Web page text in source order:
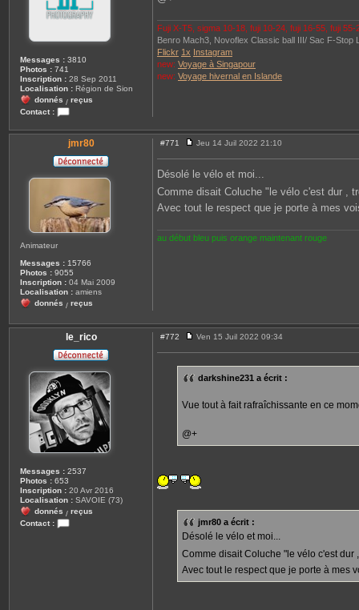
Messages : 3810
Photos : 741
Inscription : 28 Sep 2011
Localisation : Région de Sion
donnés / reçus
Contact :
o
n
a
c
t
r
d
a
r
i
n
e
2
3
Fuji X-T5, sigma 10-18, fuji 10-24, fuji 16-55, fuji 55-
Benro Mach3, Novoflex Classic ball III/ Sac F-
Flickr 1x Instagram
new: Voyage à Singapour
new: Voyage hivernal en Islande
jmr80
Animateur
Messages : 15766
Photos : 9055
Inscription : 04 Mai 2009
Localisation : amiens
donnés / reçus
#771
e
s
a
g
e
Jeu 14 Juil 2022 21:10
Désolé le vélo et moi...
Comme disait Coluche "le vélo c'est dur ,
Avec tout le respect que je porte à mes
au début bleu puis orange maintenant rouge
le_rico
Messages : 2537
Photos : 653
Inscription : 20 Avr 2016
Localisation : SAVOIE (73)
donnés / reçus
Contact :
#772
e
a
e
Ven 15 Juil 2022 09:34
darkshine231 a écrit :
Vue tout à fait rafraîchissante en ce
@+
jmr80 a écrit :
Désolé le vélo et moi...
Comme disait Coluche "le vélo c'est dur
Avec tout le respect que je porte à mes